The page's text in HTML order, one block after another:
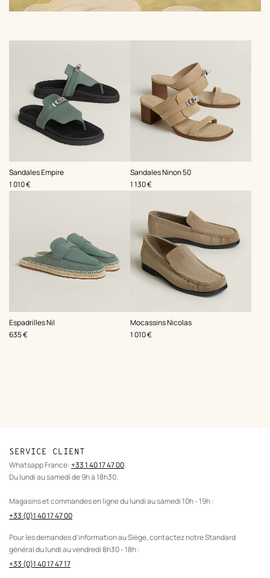
Sandales Empire
,
Prix
1 010 €
Sandales Ninon 50
,
Prix
1 130 €
Espadrilles Nil
,
Prix
635 €
Mocassins Nicolas
,
Prix
1 010 €
SERVICE CLIENT
Whatsapp France:+33 1 40 17 47 00.
Du lundi au samedi de 9h à 18h30.
Magasins et commandes en ligne du lundi au samedi 10h - 19h :
+33 (0)1 40 17 47 00
Pour les demandes d’information au Siège, contactez notre Standard
général du lundi au vendredi 8h30 - 18h :
+33 (0)1 40 17 47 17